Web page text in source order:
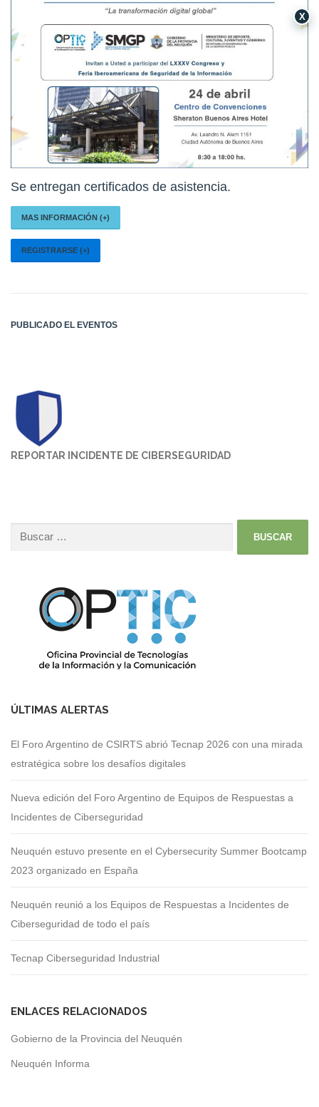
Se entregan certificados de asistencia.
MAS INFORMACIÓN (+)
REGISTRARSE (+)
PUBLICADO EL EVENTOS
REPORTAR INCIDENTE DE CIBERSEGURIDAD
ÚLTIMAS ALERTAS
El Foro Argentino de CSIRTS abrió Tecnap 2026 con una mirada
estratégica sobre los desafíos digitales
Nueva edición del Foro Argentino de Equipos de Respuestas a
Incidentes de Ciberseguridad
Neuquén estuvo presente en el Cybersecurity Summer Bootcamp
2023 organizado en España
Neuquén reunió a los Equipos de Respuestas a Incidentes de
Ciberseguridad de todo el país
Tecnap Ciberseguridad Industrial
ENLACES RELACIONADOS
Gobierno de la Provincia del Neuquén
Neuquén Informa
X